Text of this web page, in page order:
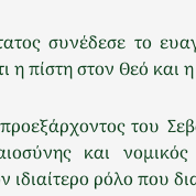
συνέδεσε το
πίστη στον Θεό και
του
και
ιδιαίτερο ρόλο που